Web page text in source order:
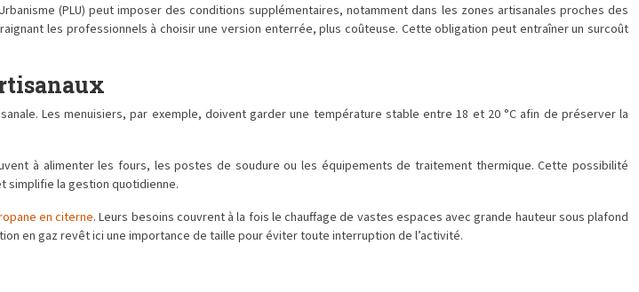
(PLU) peut imposer des conditions supplémentaires, notamment dans les zones artisanales proches des
les professionnels à choisir une version enterrée, plus coûteuse. Cette obligation peut entraîner un surcoût
Les menuisiers, par exemple, doivent garder une température stable entre 18 et 20 °C afin de préserver la
à alimenter les fours, les postes de soudure ou les équipements de traitement thermique. Cette possibilité
simplifie la gestion quotidienne.
en citerne. Leurs besoins couvrent à la fois le chauffage de vastes espaces avec grande hauteur sous plafond
en gaz revêt ici une importance de taille pour éviter toute interruption de l’activité.